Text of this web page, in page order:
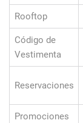
Rooftop
Código de
Vestimenta
Reservaciones
Promociones